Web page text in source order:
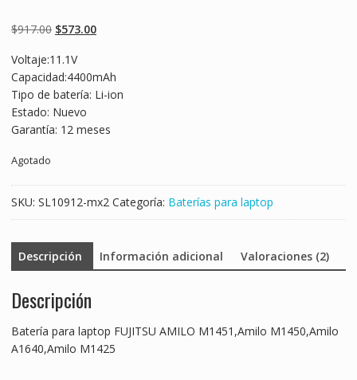
basado en
puntuaciones
$917.00 Original
was:
$917.00.
$573.00Current
$573.00.
Voltaje:11.1V
Capacidad:4400mAh
Tipo de batería: Li-ion
Estado: Nuevo
Garantía: 12 meses
Agotado
SKU: SL10912-mx2 Categoría: Baterías para laptop
Descripción Información adicional Valoraciones (2)
Descripción
Batería para laptop FUJITSU AMILO M1451,Amilo M1450,Amilo
A1640,Amilo M1425